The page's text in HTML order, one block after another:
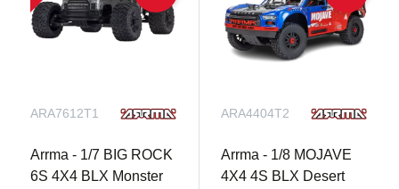
ARA7612T1
Arrma - 1/7 BIG ROCK
6S 4X4 BLX Monster
ARA4404T2
Arrma - 1/8 MOJAVE
4X4 4S BLX Desert